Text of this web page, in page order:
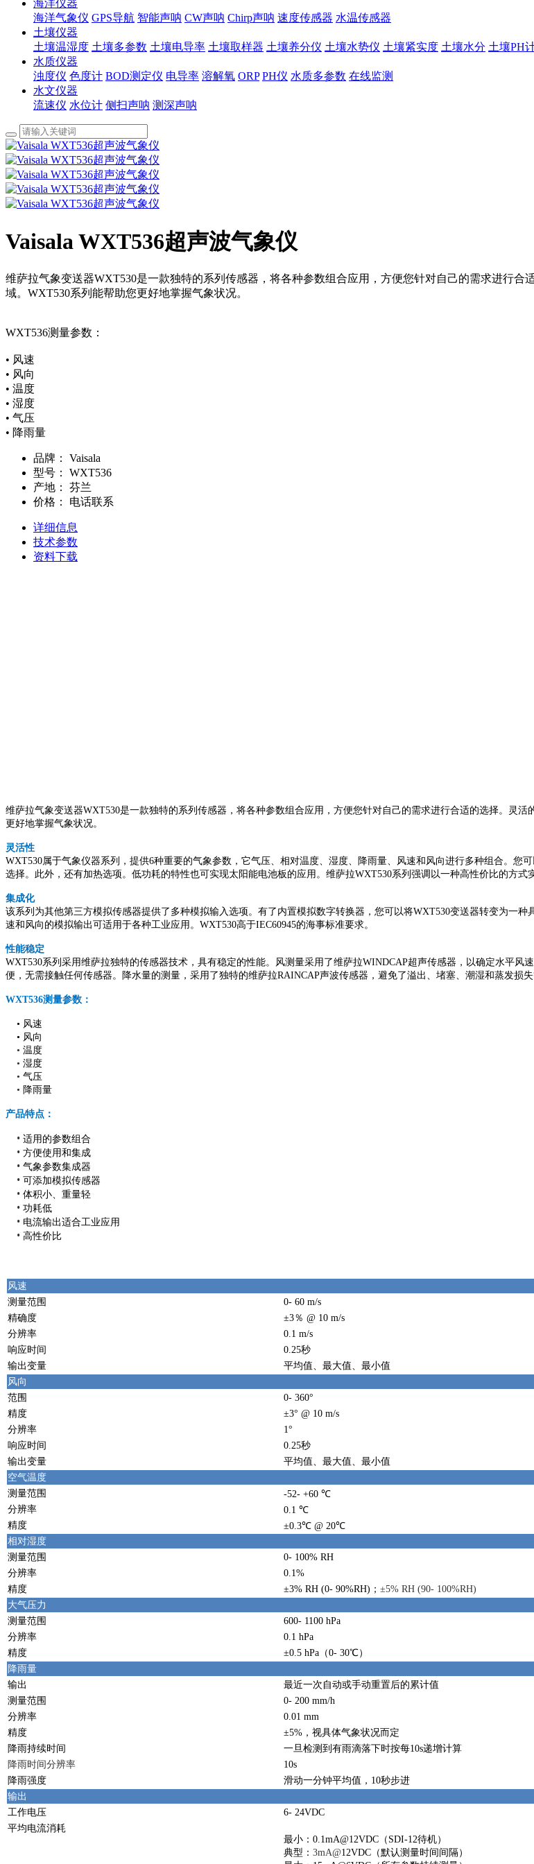
海洋仪器
海洋气象仪 GPS导航 智能声呐 CW声呐 Chirp声呐 速度传感器 水温传感器
土壤仪器
土壤温湿度 土壤多参数 土壤电导率 土壤取样器 土壤养分仪 土壤水势仪 土壤紧实度 土壤水分 土壤PH
水质仪器
浊度仪 色度计 BOD测定仪 电导率 溶解氧 ORP PH仪 水质多参数 在线监测
水文仪器
流速仪 水位计 侧扫声呐 测深声呐
Vaisala WXT536超声波气象仪
维萨拉气象变送器WXT530是一款独特的系列传感器，将各种参数组合应用，方便您针对自己的需求进行
域。WXT530系列能帮助您更好地掌握气象状况。
WXT536测量参数：
• 风速
• 风向
• 温度
• 湿度
• 气压
• 降雨量
品牌：
Vaisala
型号：
WXT536
产地：
芬兰
价格：
电话联系
详细信息
技术参数
资料下载
维萨拉气象变送器WXT530是一款独特的系列传感器，将各种参数组合应用，方便您针对自己的需求进行合适的选择。灵
更好地掌握气象状况。
灵活性
WXT530属于气象仪器系列，提供6种重要的气象参数，它气压、相对温度、湿度、降雨量、风速和风向进行多种组合。
选择。此外，还有加热选项。低功耗的特性也可实现太阳能电池板的应用。维萨拉WXT530系列强调以一种高性价比的方式
集成化
该系列为其他第三方模拟传感器提供了多种模拟输入选项。有了内置模拟数字转换器，您可以将WXT530变送器转变为一
速和风向的模拟输出可适用于各种工业应用。WXT530高于IEC60945的海事标准要求。
性能稳定
WXT530系列采用维萨拉独特的传感器技术，具有稳定的性能。风测量采用了维萨拉WINDCAP超声传感器，以确定水平
便，无需接触任何传感器。降水量的测量，采用了独特的维萨拉RAINCAP声波传感器，避免了溢出、堵塞、潮湿和蒸发损失
WXT536测量参数：
• 风速
• 风向
• 温度
• 湿度
• 气压
• 降雨量
产品特点：
• 适用的参数组合
• 方便使用和集成
• 气象参数集成器
• 可添加模拟传感器
• 体积小、重量轻
• 功耗低
• 电流输出适合工业应用
• 高性价比
风速
测量范围
0- 60 m/s
精确度
±3％ @ 10 m/s
分辨率
0.1 m/s
响应时间
0.25秒
输出变量
平均值、最大值、最小值
风向
范围
0- 360°
精度
±3° @ 10 m/s
分辨率
1°
响应时间
0.25秒
输出变量
平均值、最大值、最小值
空气温度
测量范围
-52- +60 ℃
分辨率
0.1 ℃
精度
±0.3℃ @ 20℃
相对湿度
测量范围
0- 100% RH
分辨率
0.1%
精度
±3% RH (0- 90%RH)； ±5% RH (90- 100%RH)
大气压力
测量范围
600- 1100 hPa
分辨率
0.1 hPa
精度
±0.5 hPa（0- 30℃）
降雨量
输出
最近一次自动或手动重置后的累计值
测量范围
0- 200 mm/h
分辨率
0.01 mm
精度
±5%，视具体气象状况而定
降雨持续时间
一旦检测到有雨滴落下时按每10s递增计算
降雨时间分辨率
10s
降雨强度
滑动一分钟平均值，10秒步进
输出
工作电压
6- 24VDC
平均电流消耗
最小：0.1mA@12VDC（SDI-12待机）
典型： 3mA@12VDC（默认测量时间间隔）